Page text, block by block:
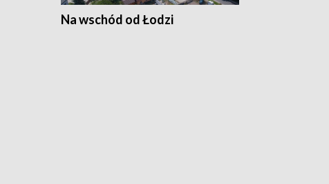
Na wschód od Łodzi